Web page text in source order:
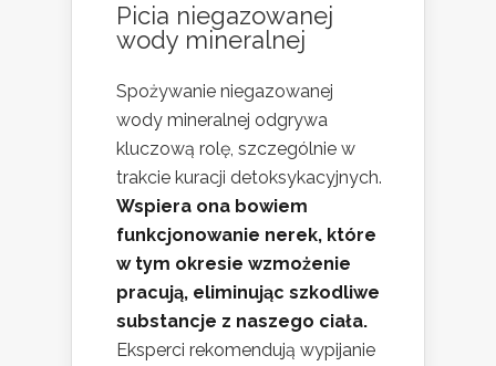
Picia niegazowanej
wody mineralnej
Spożywanie niegazowanej
wody mineralnej odgrywa
kluczową rolę, szczególnie w
trakcie kuracji detoksykacyjnych.
Wspiera ona bowiem
funkcjonowanie nerek, które
w tym okresie wzmożenie
pracują, eliminując szkodliwe
substancje z naszego ciała.
Eksperci rekomendują wypijanie